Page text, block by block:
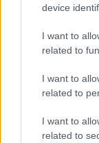
device
I want to
related to
I want to
related to
I want to
related to